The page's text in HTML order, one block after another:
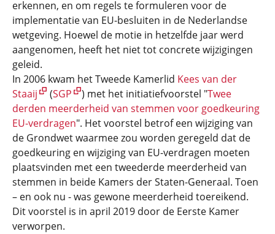
erkennen, en om regels te formuleren voor de
implementatie van EU-besluiten in de Nederlandse
wetgeving. Hoewel de motie in hetzelfde jaar werd
aangenomen, heeft het niet tot concrete wijzigingen
geleid.
In 2006 kwam het Tweede Kamerlid Kees van der
Staaij
(SGP ) met het initiatiefvoorstel "Twee
derden meerderheid van stemmen voor goedkeuring
EU-verdragen". Het voorstel betrof een wijziging van
de Grondwet waarmee zou worden geregeld dat de
goedkeuring en wijziging van EU-verdragen moeten
plaatsvinden met een tweederde meerderheid van
stemmen in beide Kamers der Staten-Generaal. Toen
– en ook nu - was gewone meerderheid toereikend.
Dit voorstel is in april 2019 door de Eerste Kamer
verworpen.